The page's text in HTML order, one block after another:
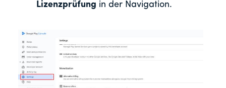
Lizenzprüfung in der Navigation.